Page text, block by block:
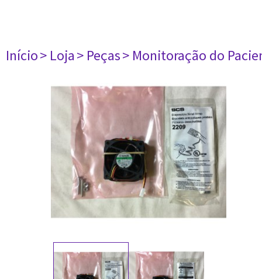
Início> Loja> Peças> Monitoração do